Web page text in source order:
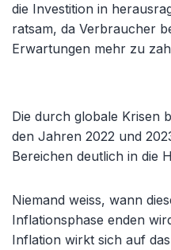
die Investition in
ratsam, da Verbraucher
Erwartungen mehr zu
Die durch globale Krisen
den Jahren 2022 und
Bereichen deutlich in die
Niemand weiss, wann
Inflationsphase enden
Inflation wirkt sich auf